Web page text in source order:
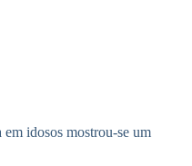
idosos mostrou-se um